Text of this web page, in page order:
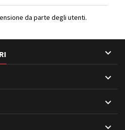
da parte degli utenti.



